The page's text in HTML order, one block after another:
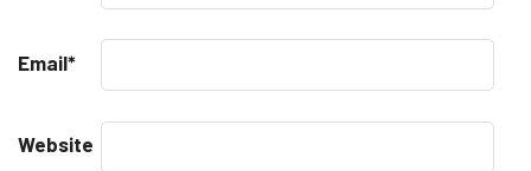
Email*
Website